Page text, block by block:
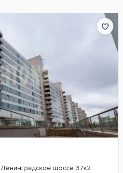
Ленинградское шоссе 37к2